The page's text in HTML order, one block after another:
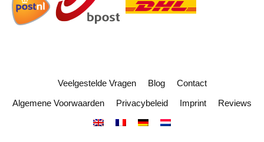
Veelgestelde Vragen Blog
Contact
Algemene Voorwaarden
Privacybeleid Imprint Reviews